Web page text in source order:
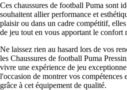
Ces chaussures de football Puma sont
souhaitent allier performance et
plaisir ou dans un cadre compétitif,
de jeu tout en vous apportant le confort
Ne laissez rien au hasard lors de vos
les Chaussures de football Puma
vivre une expérience de jeu
l'occasion de montrer vos compétences
grâce à cet équipement de qualité.